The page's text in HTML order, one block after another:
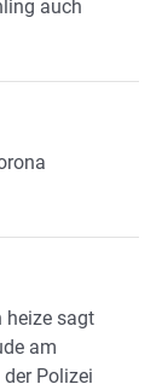
auch
heize sagt
am
Polizei